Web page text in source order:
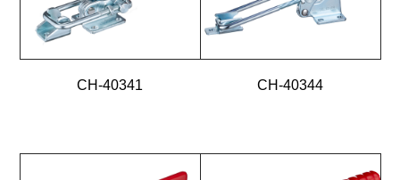
CH-40341 CH-40344